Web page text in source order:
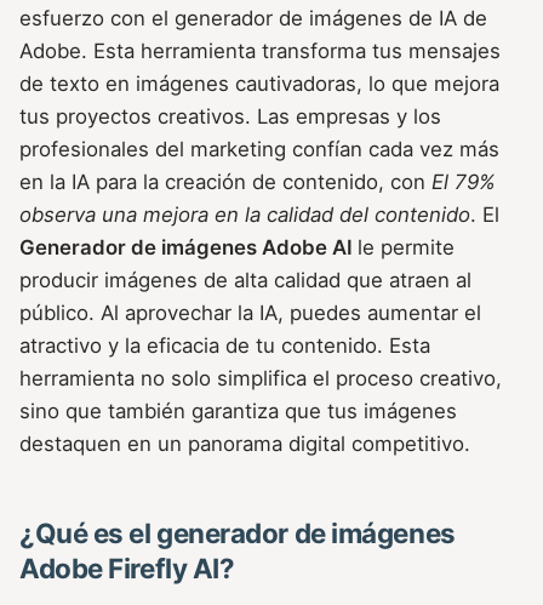
esfuerzo con el generador de imágenes de IA de
Adobe. Esta herramienta transforma tus mensajes
de texto en imágenes cautivadoras, lo que mejora
tus proyectos creativos. Las empresas y los
profesionales del marketing confían cada vez más
en la IA para la creación de contenido, con El 79%
observa una mejora en la calidad del contenido. El
Generador de imágenes Adobe AI le permite
producir imágenes de alta calidad que atraen al
público. Al aprovechar la IA, puedes aumentar el
atractivo y la eficacia de tu contenido. Esta
herramienta no solo simplifica el proceso creativo,
sino que también garantiza que tus imágenes
destaquen en un panorama digital competitivo.
¿Qué es el generador de imágenes
Adobe Firefly AI?